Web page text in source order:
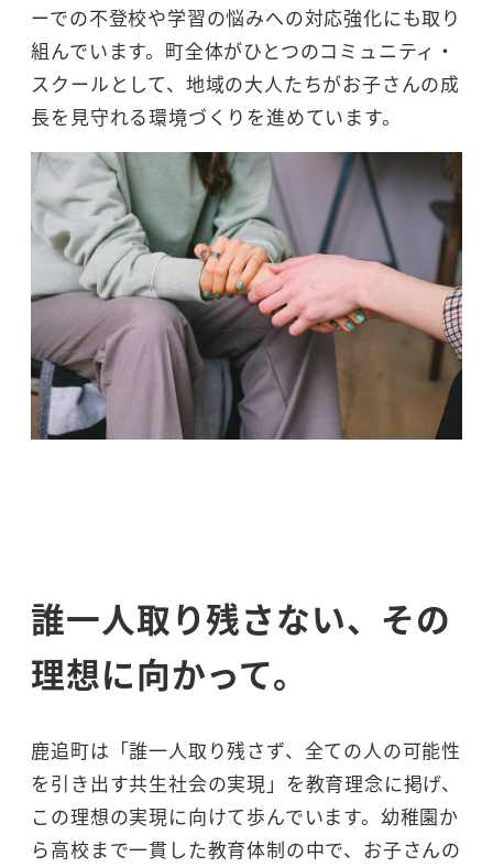
ーでの不登校や学習の悩みへの対応強化にも取り
組んでいます。町全体がひとつのコミュニティ・
スクールとして、地域の大人たちがお子さんの成
長を見守れる環境づくりを進めています。
誰一人取り残さない、その
理想に向かって。
鹿追町は「誰一人取り残さず、全ての人の可能性
を引き出す共生社会の実現」を教育理念に掲げ、
この理想の実現に向けて歩んでいます。幼稚園か
ら高校まで一貫した教育体制の中で、お子さんの